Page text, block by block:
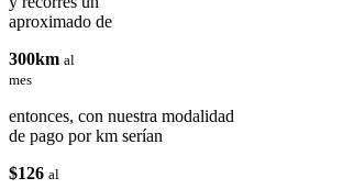
aproximado de
300km al
mes
entonces, con nuestra modalidad
de pago por km serían
$126 al